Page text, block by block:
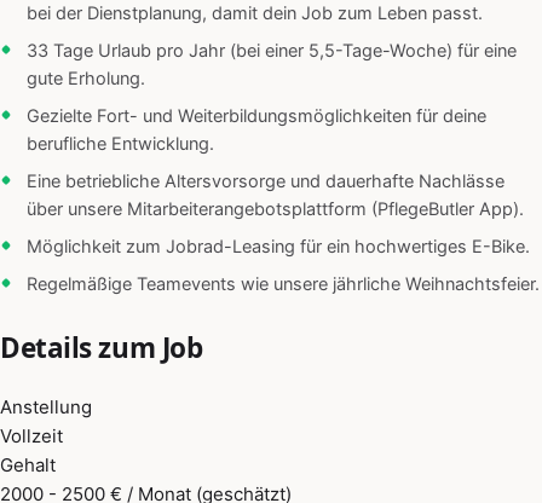
bei der Dienstplanung, damit dein Job zum Leben passt.
33 Tage Urlaub pro Jahr (bei einer 5,5-Tage-Woche) für eine
gute Erholung.
Gezielte Fort- und Weiterbildungsmöglichkeiten für deine
berufliche Entwicklung.
Eine betriebliche Altersvorsorge und dauerhafte Nachlässe
über unsere Mitarbeiterangebotsplattform (PflegeButler App).
Möglichkeit zum Jobrad-Leasing für ein hochwertiges E-Bike.
Regelmäßige Teamevents wie unsere jährliche Weihnachtsfeier.
Details zum Job
Anstellung
Vollzeit
Gehalt
2000 - 2500 € / Monat (geschätzt)